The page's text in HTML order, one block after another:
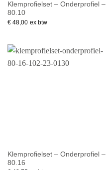
Klemprofielset – Onderprofiel –
80.10
€48,00 ex btw
Klemprofielset – Onderprofiel –
80.16